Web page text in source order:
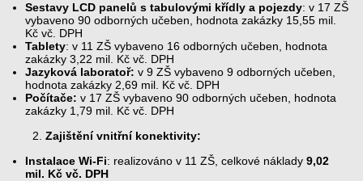
Sestavy LCD panelů s tabulovými křídly a pojezdy: v 17 ZŠ
vybaveno 90 odborných učeben, hodnota zakázky 15,55 mil.
Kč vč. DPH
Tablety: v 11 ZŠ vybaveno 16 odborných učeben, hodnota
zakázky 3,22 mil. Kč vč. DPH
Jazyková laboratoř: v 9 ZŠ vybaveno 9 odborných učeben,
hodnota zakázky 2,69 mil. Kč vč. DPH
Počítače: v 17 ZŠ vybaveno 90 odborných učeben, hodnota
zakázky 1,79 mil. Kč vč. DPH
Zajištění vnitřní konektivity:
Instalace Wi-Fi: realizováno v 11 ZŠ, celkové náklady 9,02
mil. Kč vč. DPH